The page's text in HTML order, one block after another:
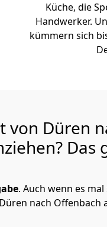
Küche, die
Handwerker.
kümmern sich
von Düren
Das
. Auch wenn es
nach Offenbach